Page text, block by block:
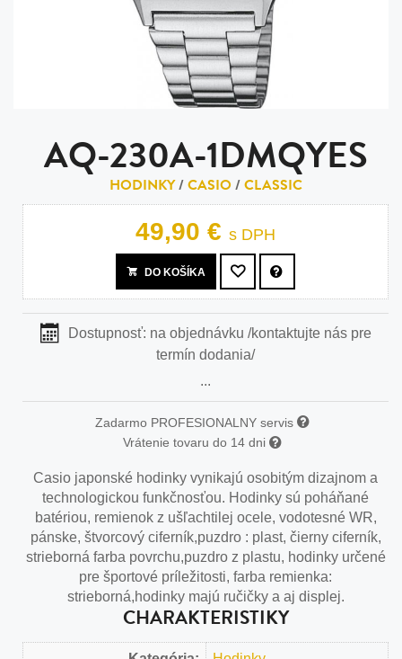
AQ-230A-1DMQYES
HODINKY/CASIO/CLASSIC
49,90 € s DPH
DO KOŠÍKA
Dostupnosť: na objednávku /kontaktujte nás pre
termín dodania/
...
Zadarmo PROFESIONALNY servis
Vrátenie tovaru do 14 dni
Casio japonské hodinky vynikajú osobitým dizajnom a
technologickou funkčnosťou. Hodinky sú poháňané
batériou, remienok z ušľachtilej ocele, vodotesné WR,
pánske, štvorcový ciferník,puzdro : plast, čierny ciferník,
strieborná farba povrchu,puzdro z plastu, hodinky určené
pre športové príležitosti, farba remienka:
strieborná,hodinky majú ručičky a aj displej.
CHARAKTERISTIKY